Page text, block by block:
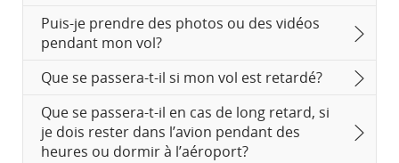
Puis-je prendre des photos ou des vidéos
pendant mon vol?
Que se passera-t-il si mon vol est retardé?
Que se passera-t-il en cas de long retard, si
je dois rester dans l’avion pendant des
heures ou dormir à l’aéroport?